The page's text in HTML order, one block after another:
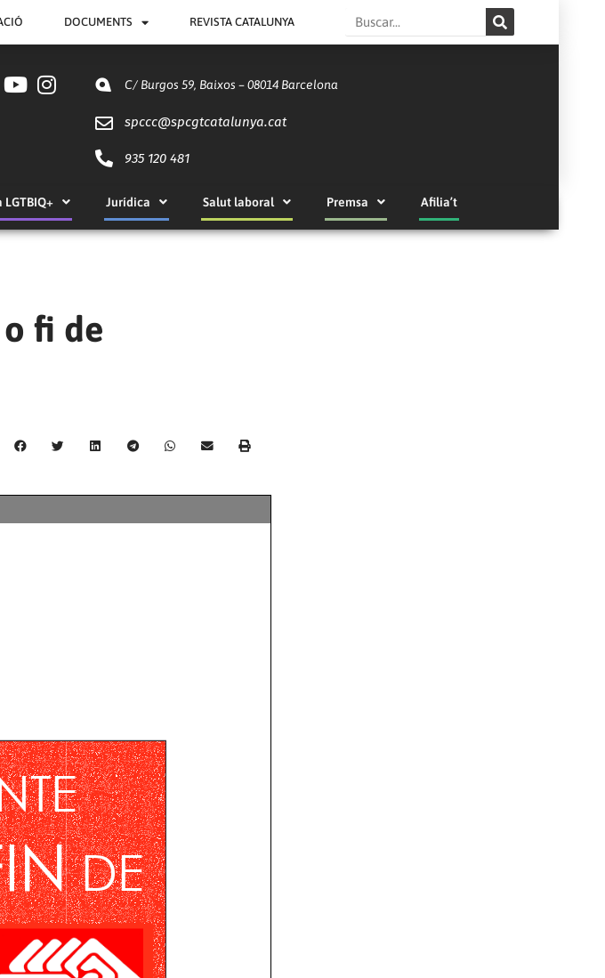
DOCUMENTS REVISTA CATALUNYA Search
C/ Burgos 59, Baixos – 08014 Barcelona
spccc@spcgtcatalunya.cat
935 120 481
Jurídica Salut laboral Premsa Afilia’t
fi de